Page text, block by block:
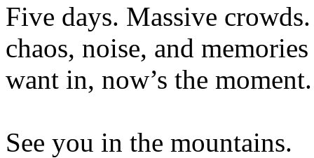
Five days. Massive
chaos, noise, and
want in, now’s the moment.
See you in the mountains.